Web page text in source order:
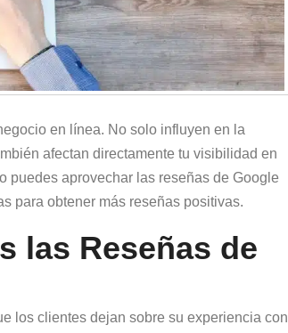
en línea. No solo influyen en la
afectan directamente tu visibilidad en
puedes aprovechar las reseñas de Google
para obtener más reseñas positivas.
las Reseñas de
los clientes dejan sobre su experiencia con